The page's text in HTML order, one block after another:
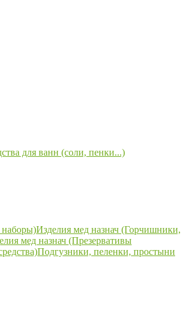
для ванн (соли, пенки...)
наборы)Изделия мед назнач (Горчишники,
мед назнач (Презервативы
Подгузники, пеленки, простыни